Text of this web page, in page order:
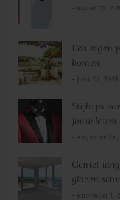
maart 23,
Een eigen
komen
juni 23, 2018
Stijltips
jouw leven
augustus 28,
Geniet
glazen
november 1,